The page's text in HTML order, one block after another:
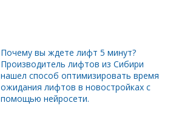
Почему вы ждете лифт 5 минут?
Производитель лифтов из Сибири
нашел способ оптимизировать время
ожидания лифтов в новостройках с
помощью нейросети.